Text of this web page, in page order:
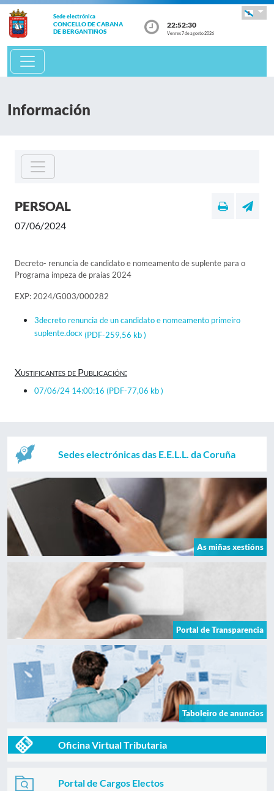
Sede electrónica
CONCELLO DE CABANA
DE BERGANTIÑOS
22:52:30
Venres 7 de agosto 2026
Información
PERSOAL
07/06/2024
Decreto- renuncia de candidato e nomeamento de suplente para o
Programa impeza de praias 2024
EXP: 2024/G003/000282
3decreto renuncia de un candidato e nomeamento primeiro
suplente.docx(PDF-259,56 kb )
Xustificantes de Publicación:
07/06/24 14:00:16 (PDF-77,06 kb )
Sedes electrónicas das E.E.L.L. da Coruña
As miñas xestións
Portal de Transparencia
Taboleiro de anuncios
Oficina Virtual Tributaria
Portal de Cargos Electos